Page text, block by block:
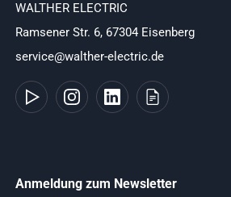
WALTHER ELECTRIC
Ramsener Str. 6, 67304 Eisenberg
service@walther-electric.de
Anmeldung zum Newsletter